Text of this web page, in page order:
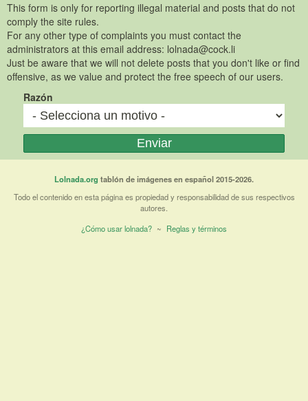
This form is only for reporting illegal material and posts that do not
comply the site rules.
For any other type of complaints you must contact the
administrators at this email address: lolnada@cock.li
Just be aware that we will not delete posts that you don't like or find
offensive, as we value and protect the free speech of our users.
Razón
Lolnada.org tablón de imágenes en español 2015-2026.
Todo el contenido en esta página es propiedad y responsabilidad de sus respectivos
autores.
¿Cómo usar lolnada? ~ Reglas y términos